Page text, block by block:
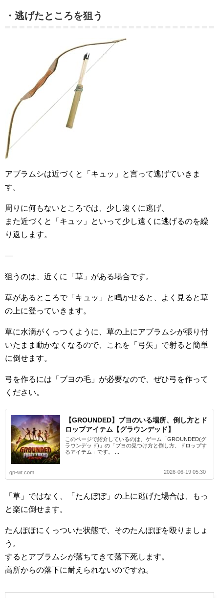
・逃げたところを狙う
アブラムシは近づくと「キュッ」と言って逃げていきま
す。
周りに何もないところでは、少し遠くに逃げ、
また近づくと「キュッ」といって少し遠くに逃げるのを繰
り返します。
—
狙うのは、近くに「草」がある場合です。
草があるところで「キュッ」と鳴かせると、よく見ると草
の上に登っていきます。
草に水滴がくっつくように、草の上にアブラムシが張り付
いたまま動かなくなるので、これを「弓矢」で射ると簡単
に倒せます。
弓を作るには「ブヨの毛」が必要なので、ぜひ弓を作って
ください。
【GROUNDED】ブヨのいる場所、倒し方とド
ロップアイテム【グラウンデッド】
このページで紹介しているのは、ゲーム「GROUNDED(グ
ラウンデッド)」の「ブヨの見つけ方と倒し方、ドロップす
るアイテム」です。 ...
gp-wt.com 2026-06-19 05:30
「草」ではなく、「たんぽぽ」の上に逃げた場合は、もっ
と楽に倒せます。
たんぽぽにくっついた状態で、そのたんぽぽを殴りましょ
う。
するとアブラムシが落ちてきて落下死します。
高所からの落下に耐えられないのですね。